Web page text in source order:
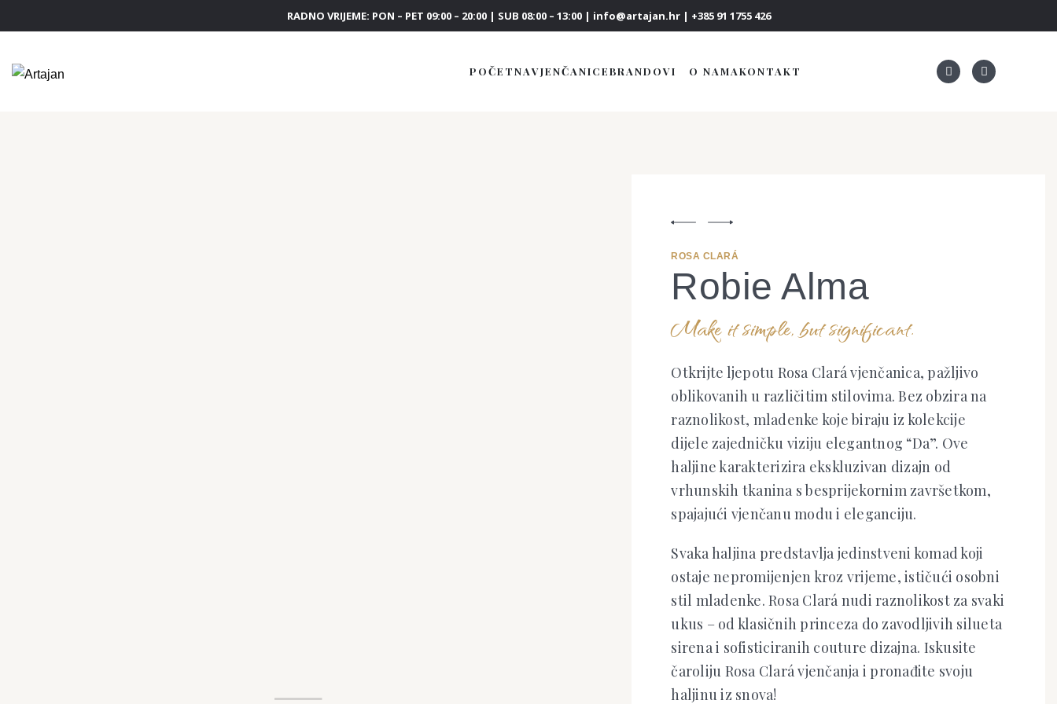
RADNO VRIJEME: PON – PET 09:00 – 20:00 | SUB 08:00 – 13:00 | info@artajan.hr | +385 91 1755 426
POČETNAVJENČANICEBRANDOVI O NAMAKONTAKT
Robie Alma
Make it simple, but significant.
Otkrijte ljepotu Rosa Clará vjenčanica, pažljivo
oblikovanih u različitim stilovima. Bez obzira na
raznolikost, mladenke koje biraju iz kolekcije
dijele zajedničku viziju elegantnog “Da”. Ove
haljine karakterizira ekskluzivan dizajn od
vrhunskih tkanina s besprijekornim završetkom,
spajajući vjenčanu modu i eleganciju.
Svaka haljina predstavlja jedinstveni komad koji
ostaje nepromijenjen kroz vrijeme, ističući osobni
stil mladenke. Rosa Clará nudi raznolikost za svaki
ukus – od klasičnih princeza do zavodljivih silueta
sirena i sofisticiranih couture dizajna. Iskusite
čaroliju Rosa Clará vjenčanja i pronađite svoju
haljinu iz snova!
ROSA CLARÁ